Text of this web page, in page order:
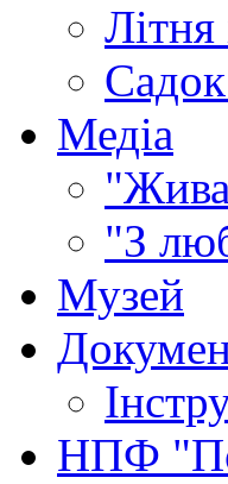
Медіа
"З
Музей
НПФ